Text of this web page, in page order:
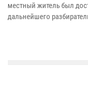
местный житель был
дальнейшего